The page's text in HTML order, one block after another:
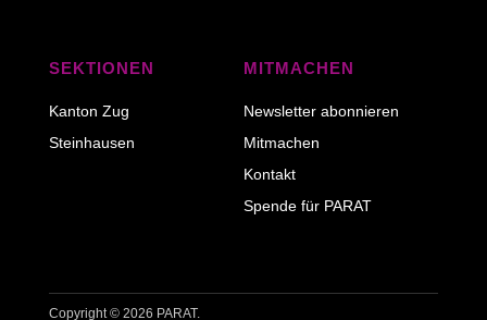
SEKTIONEN
Kanton Zug
Steinhausen
MITMACHEN
Newsletter abonnieren
Mitmachen
Kontakt
Spende für PARAT
Copyright © 2026 PARAT